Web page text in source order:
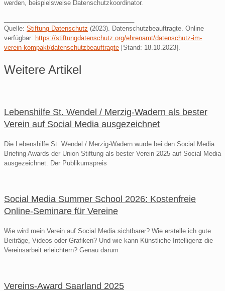
werden, beispielsweise Datenschutzkoordinator.
Quelle: Stiftung Datenschutz (2023). Datenschutzbeauftragte. Online
verfügbar: https://stiftungdatenschutz.org/ehrenamt/datenschutz-im-
verein-kompakt/datenschutzbeauftragte [Stand: 18.10.2023].
Weitere Artikel
Lebenshilfe St. Wendel / Merzig-Wadern als bester
Verein auf Social Media ausgezeichnet
Die Lebenshilfe St. Wendel / Merzig-Wadern wurde bei den Social Media
Briefing Awards der Union Stiftung als bester Verein 2025 auf Social Media
ausgezeichnet. Der Publikumspreis
Social Media Summer School 2026: Kostenfreie
Online-Seminare für Vereine
Wie wird mein Verein auf Social Media sichtbarer? Wie erstelle ich gute
Beiträge, Videos oder Grafiken? Und wie kann Künstliche Intelligenz die
Vereinsarbeit erleichtern? Genau darum
Vereins-Award Saarland 2025